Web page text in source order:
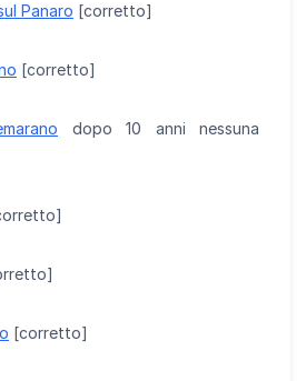
Panaro [corretto]
[corretto]
dopo 10 anni nessuna
[corretto]